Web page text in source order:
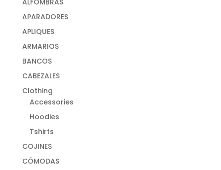
APARADORES
APLIQUES
ARMARIOS
BANCOS
CABEZALES
Clothing
Accessories
Hoodies
Tshirts
COJINES
CÓMODAS